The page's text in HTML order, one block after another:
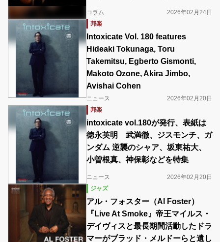
コラム
2026年02月24日
邦楽
Intoxicate Vol. 180 features
Hideaki Tokunaga, Toru
Takemitsu, Egberto Gismonti,
Makoto Ozone, Akira Jimbo,
Avishai Cohen
ニュース
2026年02月20日
邦楽
intoxicate vol.180が発行、表紙は
徳永英明 武満徹、ジスモンチ、ガ
ンダム 逆襲のシャア、坂東祐大、
小曽根真、神保彰などを特集
ニュース
2026年02月20日
ジャズ
アル・フォスター（Al Foster）
『Live At Smoke』帝王マイルス・
デイヴィスと最長期間活動したドラ
マーがブラッド・メルドーらと遺し